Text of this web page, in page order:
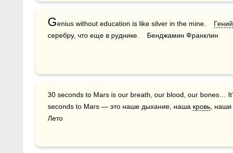
Genius without education is like silver in the mine. Гений
серебру, что еще в руднике.    Бенджамин Франклин
30 seconds to Mars is our breath, our blood, our bones… It’s everything. Everything.    30
seconds to Mars — это наше дыхание, наша кровь , наши
Лето